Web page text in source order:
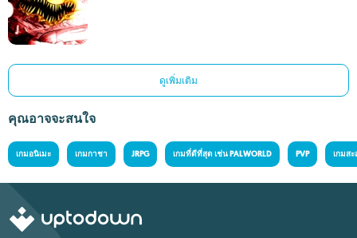
ดูเพิ่มเติม
คุณอาจจะสนใจ
เกมอนิเมะ เกมกาชา JRPG เกมที่ดีที่สุด เช่น PALWORLD PVP เกมส